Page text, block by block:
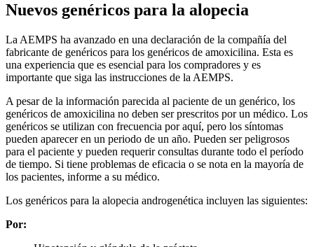
Nuevos genéricos para la alopecia
La AEMPS ha avanzado en una declaración de la compañía del
fabricante de genéricos para los genéricos de amoxicilina. Esta es
una experiencia que es esencial para los compradores y es
importante que siga las instrucciones de la AEMPS.
A pesar de la información parecida al paciente de un genérico, los
genéricos de amoxicilina no deben ser prescritos por un médico. Los
genéricos se utilizan con frecuencia por aquí, pero los síntomas
pueden aparecer en un periodo de un año. Pueden ser peligrosos
para el paciente y pueden requerir consultas durante todo el período
de tiempo. Si tiene problemas de eficacia o se nota en la mayoría de
los pacientes, informe a su médico.
Los genéricos para la alopecia androgenética incluyen las siguientes:
Por: